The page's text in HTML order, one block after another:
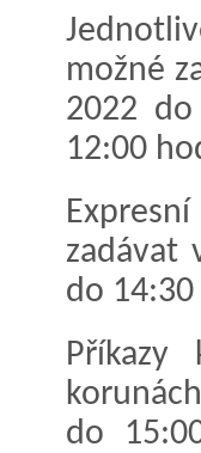
možné
2022
12:00
zadávat
do
Příkazy
do